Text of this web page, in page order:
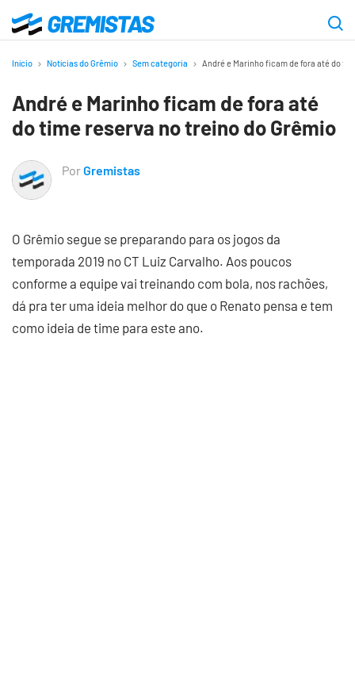
para
principal
Gremistas
Início Notícias do Grêmio Sem categoria André e Marinho ficam de fora até do
André e Marinho ficam de fora até
do time reserva no treino do Grêmio
PorGremistas
O Grêmio segue se preparando para os jogos da
temporada 2019 no CT Luiz Carvalho. Aos poucos
conforme a equipe vai treinando com bola, nos rachões,
dá pra ter uma ideia melhor do que o Renato pensa e tem
como ideia de time para este ano.